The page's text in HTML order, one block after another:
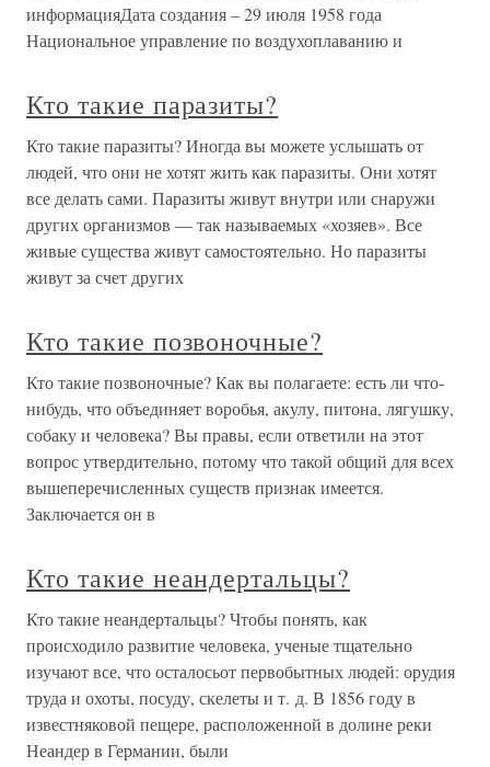
информацияДата создания – 29 июля 1958 года
Национальное управление по воздухоплаванию и
Кто такие паразиты?
Кто такие паразиты? Иногда вы можете услышать от
людей, что они не хотят жить как паразиты. Они хотят
все делать сами. Паразиты живут внутри или снаружи
других организмов — так называемых «хозяев». Все
живые существа живут самостоятельно. Но паразиты
живут за счет других
Кто такие позвоночные?
Кто такие позвоночные? Как вы полагаете: есть ли что-
нибудь, что объединяет воробья, акулу, питона, лягушку,
собаку и человека? Вы правы, если ответили на этот
вопрос утвердительно, потому что такой общий для всех
вышеперечисленных существ признак имеется.
Заключается он в
Кто такие неандертальцы?
Кто такие неандертальцы? Чтобы понять, как
происходило развитие человека, ученые тщательно
изучают все, что осталосьот первобытных людей: орудия
труда и охоты, посуду, скелеты и т. д. В 1856 году в
известняковой пещере, расположенной в долине реки
Неандер в Германии, были